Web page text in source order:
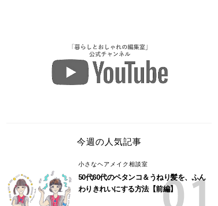
今週の人気記事
小さなヘアメイク相談室
50代60代のペタンコ＆うねり髪を、ふん
わりきれいにする方法【前編】